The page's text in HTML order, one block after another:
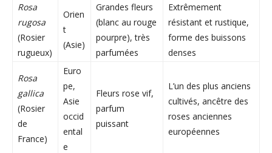
Rosa
rugosa
(Rosier
rugueux)
Orien
t
(Asie)
Grandes fleurs
(blanc au rouge
pourpre), très
parfumées
Extrêmement
résistant et rustique,
forme des buissons
denses
Rosa
gallica
(Rosier
de
France)
Euro
pe,
Asie
occid
ental
e
Fleurs rose vif,
parfum
puissant
L’un des plus anciens
cultivés, ancêtre des
roses anciennes
européennes